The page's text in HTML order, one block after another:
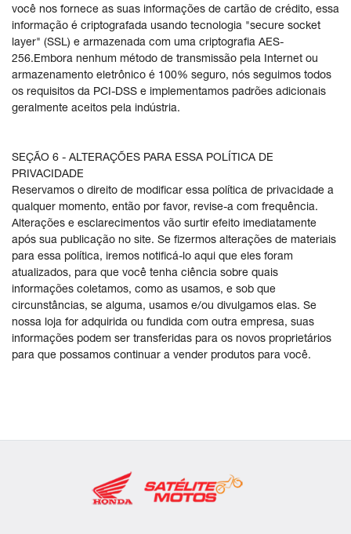
você nos fornece as suas informações de cartão de crédito, essa
informação é criptografada usando tecnologia "secure socket
layer" (SSL) e armazenada com uma criptografia AES-
256.Embora nenhum método de transmissão pela Internet ou
armazenamento eletrônico é 100% seguro, nós seguimos todos
os requisitos da PCI-DSS e implementamos padrões adicionais
geralmente aceitos pela indústria.
SEÇÃO 6 - ALTERAÇÕES PARA ESSA POLÍTICA DE
PRIVACIDADE
Reservamos o direito de modificar essa política de privacidade a
qualquer momento, então por favor, revise-a com frequência.
Alterações e esclarecimentos vão surtir efeito imediatamente
após sua publicação no site. Se fizermos alterações de materiais
para essa política, iremos notificá-lo aqui que eles foram
atualizados, para que você tenha ciência sobre quais
informações coletamos, como as usamos, e sob que
circunstâncias, se alguma, usamos e/ou divulgamos elas. Se
nossa loja for adquirida ou fundida com outra empresa, suas
informações podem ser transferidas para os novos proprietários
para que possamos continuar a vender produtos para você.